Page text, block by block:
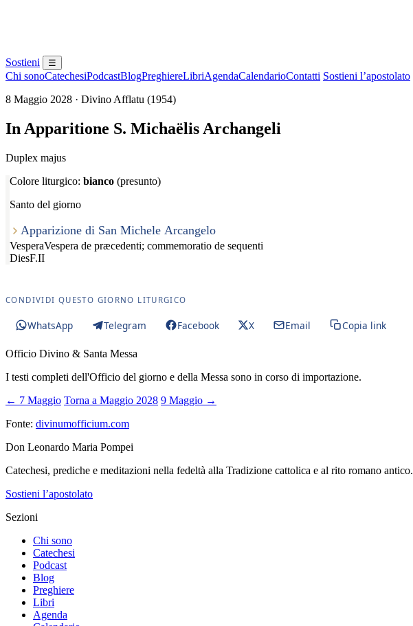
Sostieni ☰
Chi sonoCatechesiPodcastBlogPreghiereLibriAgendaCalendarioContatti Sostieni l’apostolato
8 Maggio 2028 · Divino Afflatu (1954)
In Apparitione S. Michaëlis Archangeli
Duplex majus
Colore liturgico: bianco (presunto)
Santo del giorno
Apparizione di San Michele Arcangelo
VesperaVespera de præcedenti; commemoratio de sequenti
DiesF.II
CONDIVIDI QUESTO GIORNO LITURGICO
WhatsApp Telegram Facebook X Email Copia link
Officio Divino & Santa Messa
I testi completi dell'Officio del giorno e della Messa sono in corso di importazione.
← 7 Maggio Torna a Maggio 2028 9 Maggio →
Fonte: divinumofficium.com
Don Leonardo Maria Pompei
Catechesi, prediche e meditazioni nella fedeltà alla Tradizione cattolica e al rito romano antico.
Sostieni l’apostolato
Sezioni
Chi sono
Catechesi
Podcast
Blog
Preghiere
Libri
Agenda